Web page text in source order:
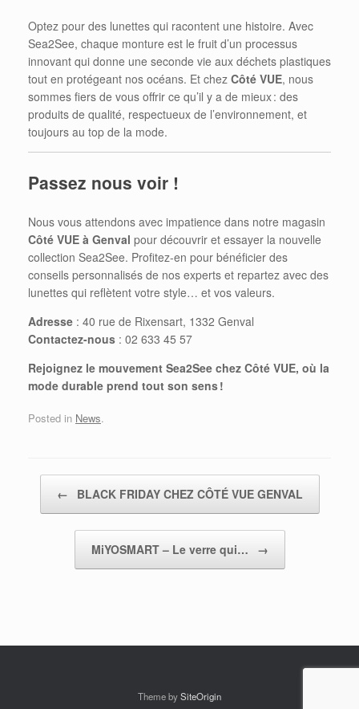
Optez pour des lunettes qui racontent une histoire. Avec
Sea2See, chaque monture est le fruit d’un processus
innovant qui donne une seconde vie aux déchets plastiques
tout en protégeant nos océans. Et chez Côté VUE, nous
sommes fiers de vous offrir ce qu’il y a de mieux : des
produits de qualité, respectueux de l’environnement, et
toujours au top de la mode.
Passez nous voir !
Nous vous attendons avec impatience dans notre magasin
Côté VUE à Genval pour découvrir et essayer la nouvelle
collection Sea2See. Profitez-en pour bénéficier des
conseils personnalisés de nos experts et repartez avec des
lunettes qui reflètent votre style… et vos valeurs.
Adresse : 40 rue de Rixensart, 1332 Genval
Contactez-nous : 02 633 45 57
Rejoignez le mouvement Sea2See chez Côté VUE, où la
mode durable prend tout son sens !
Posted in News.
← BLACK FRIDAY CHEZ CÔTÉ VUE GENVAL
MiYOSMART – Le verre qui… →
Theme bySiteOrigin